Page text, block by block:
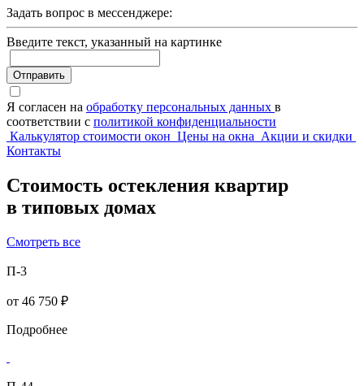
Задать вопрос в мессенджере:
Введите текcт, указанный на картинке
Отправить
Я согласен на обработку персональных данных в
соответствии с политикой конфиденциальности
Калькулятор стоимости окон Цены на окна Акции и скидки
Контакты
Стоимость остекления квартир
в типовых домах
Смотреть все
П-3
от 46 750 ₽
Подробнее